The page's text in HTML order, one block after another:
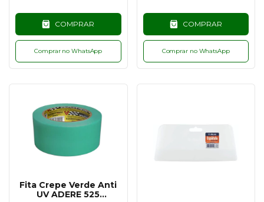
COMPRAR
Comprar no WhatsApp
COMPRAR
Comprar no WhatsApp
Fita Crepe Verde Anti
UV ADERE 525